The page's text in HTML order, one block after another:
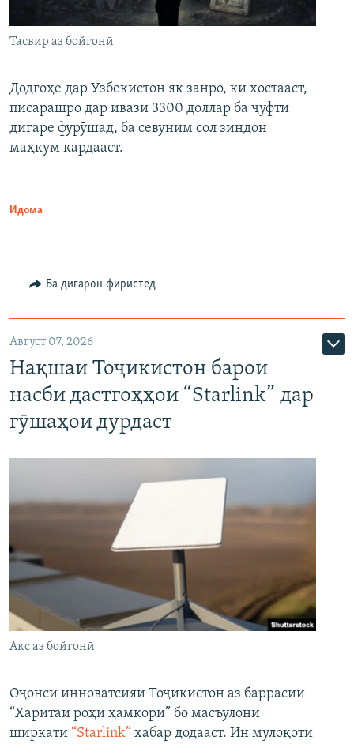
Тасвир аз бойгонӣ
Додгоҳе дар Узбекистон як занро, ки хостааст,
писарашро дар ивази 3300 доллар ба ҷуфти
дигаре фурӯшад, ба севуним сол зиндон
маҳкум кардааст.
Идома
Ба дигарон фиристед
Август 07, 2026
Нақшаи Тоҷикистон барои
насби дастгоҳҳои “Starlink” дар
гӯшаҳои дурдаст
Акс аз бойгонӣ
Оҷонси инноватсияи Тоҷикистон аз баррасии
“Харитаи роҳи ҳамкорӣ” бо масъулони
ширкати “Starlink” хабар додааст. Ин мулоқоти